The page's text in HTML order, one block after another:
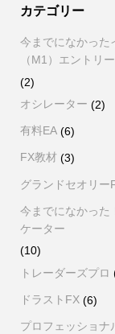
カテゴリー
今までになかった
（M1）エントリ
(2)
オシレーター (2)
有料EA(6)
FX教材(3)
グランドセオリー
今までになかった
ケーター
(10)
トレーダーズプロ
ドラストFX(6)
プロフェッショナ